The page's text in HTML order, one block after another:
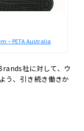
– PETA Australia
社に対して、ウ
う、引き続き働きか